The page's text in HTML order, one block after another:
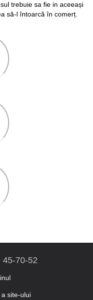
trebuie sa fie in aceeași
să-l întoarcă în comerț.
45-70-52
site-ului